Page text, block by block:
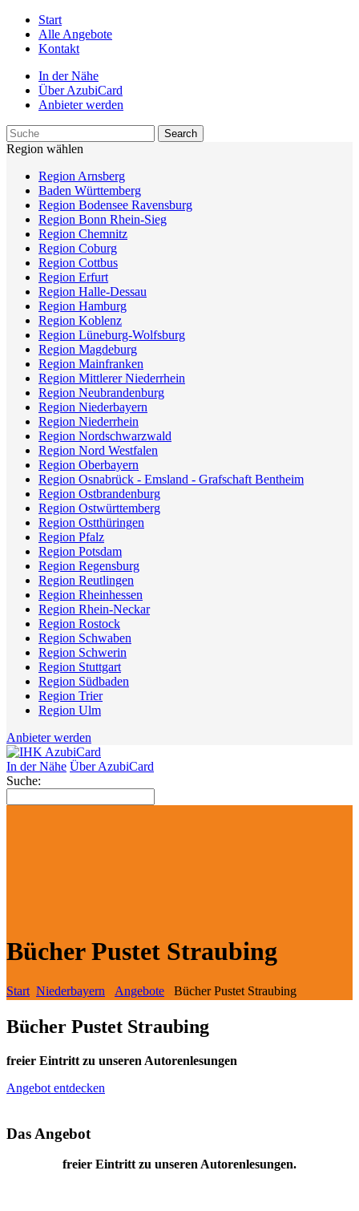
Start
Alle Angebote
Kontakt
In der Nähe
Über AzubiCard
Anbieter werden
Region wählen
Region Arnsberg
Baden Württemberg
Region Bodensee Ravensburg
Region Bonn Rhein-Sieg
Region Chemnitz
Region Coburg
Region Cottbus
Region Erfurt
Region Halle-Dessau
Region Hamburg
Region Koblenz
Region Lüneburg-Wolfsburg
Region Magdeburg
Region Mainfranken
Region Mittlerer Niederrhein
Region Neubrandenburg
Region Niederbayern
Region Niederrhein
Region Nordschwarzwald
Region Nord Westfalen
Region Oberbayern
Region Osnabrück - Emsland - Grafschaft Bentheim
Region Ostbrandenburg
Region Ostwürttemberg
Region Ostthüringen
Region Pfalz
Region Potsdam
Region Regensburg
Region Reutlingen
Region Rheinhessen
Region Rhein-Neckar
Region Rostock
Region Schwaben
Region Schwerin
Region Stuttgart
Region Südbaden
Region Trier
Region Ulm
Anbieter werden
In der Nähe Über AzubiCard
Suche:
Bücher Pustet Straubing
Start Niederbayern Angebote Bücher Pustet Straubing
Bücher Pustet Straubing
freier Eintritt zu unseren Autorenlesungen
Angebot entdecken
Das Angebot
freier Eintritt zu unseren Autorenlesungen.